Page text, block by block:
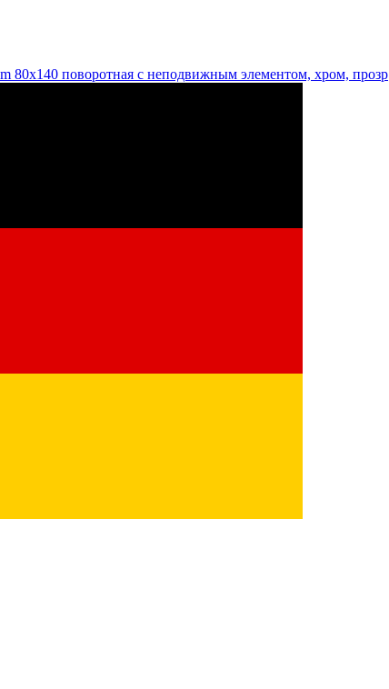
80х140 поворотная с неподвижным элементом, хром, прозр